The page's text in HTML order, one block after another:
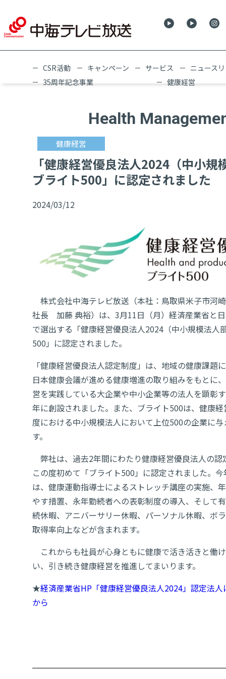
CSR活動 キャンペーン サービス
ニュース
35周年記念事業
健康経営
Health
健康経営
「健康経営優良法人2024（中小規
ブライト500」に認定されました
2024/03/12
株式会社中海テレビ放送（本社：鳥取県米子市河
社長 加藤 典裕）は、3月11日（月）経済産業省と
で選出する「健康経営優良法人2024（中小規模法人
500」に認定されました。
「健康経営優良法人認定制度」は、地域の健康課題
日本健康会議が進める健康増進の取り組みをもとに
営を実践している大企業や中小企業等の法人を顕彰
年に創設されました。また、ブライト500は、健康
度における中小規模法人において上位500の企業に
す。
弊社は、過去2年間にわたり健康経営優良法人の認
この度初めて「ブライト500」に認定されました。
は、健康運動指導士によるストレッチ講座の実施、
やす措置、永年勤続者への表彰制度の導入、そして
続休暇、アニバーサリー休暇、パーソナル休暇、ボ
取得率向上などが含まれます。
これからも社員が心身ともに健康で活き活きと働
い、引き続き健康経営を推進してまいります。
★経済産業省HP「健康経営優良法人2024」認定法
から